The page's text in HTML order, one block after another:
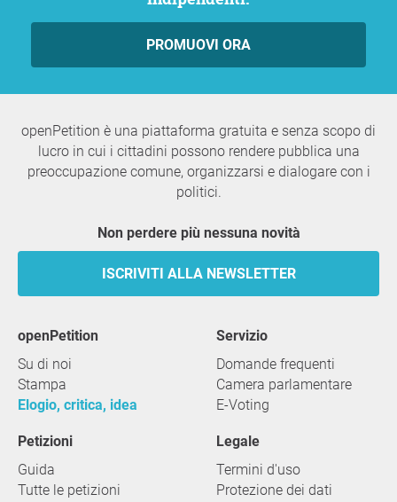
PROMUOVI ORA
openPetition è una piattaforma gratuita e senza scopo di
lucro in cui i cittadini possono rendere pubblica una
preoccupazione comune, organizzarsi e dialogare con i
politici.
Non perdere più nessuna novità
ISCRIVITI ALLA NEWSLETTER
openPetition
Su di noi
Stampa
Elogio, critica, idea
servizio
Domande frequenti
Camera parlamentare
E-Voting
Petizioni
Guida
Tutte le petizioni
Legale
Termini d'uso
Protezione dei dati